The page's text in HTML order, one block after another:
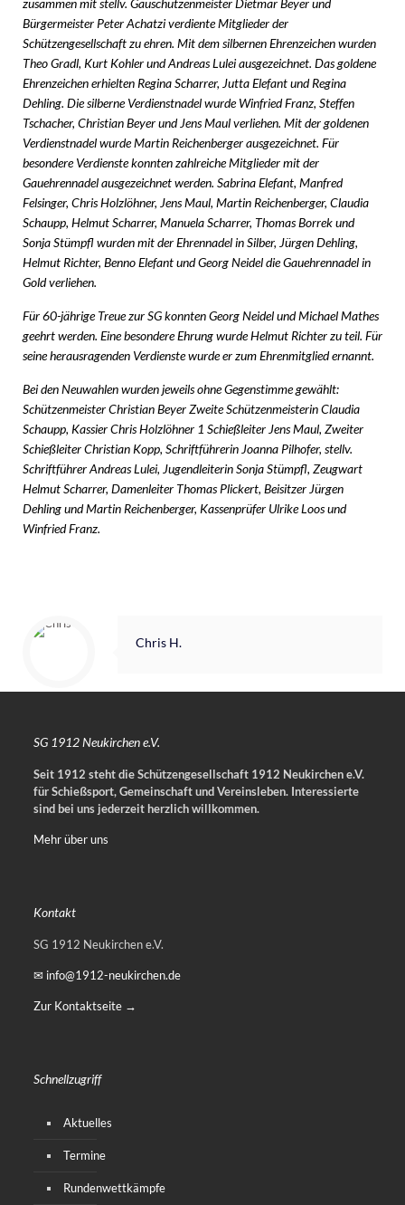
zusammen mit stellv. Gauschützenmeister Dietmar Beyer und
Bürgermeister Peter Achatzi verdiente Mitglieder der
Schützengesellschaft zu ehren. Mit dem silbernen Ehrenzeichen wurden
Theo Gradl, Kurt Kohler und Andreas Lulei ausgezeichnet. Das goldene
Ehrenzeichen erhielten Regina Scharrer, Jutta Elefant und Regina
Dehling. Die silberne Verdienstnadel wurde Winfried Franz, Steffen
Tschacher, Christian Beyer und Jens Maul verliehen. Mit der goldenen
Verdienstnadel wurde Martin Reichenberger ausgezeichnet. Für
besondere Verdienste konnten zahlreiche Mitglieder mit der
Gauehrennadel ausgezeichnet werden. Sabrina Elefant, Manfred
Felsinger, Chris Holzlöhner, Jens Maul, Martin Reichenberger, Claudia
Schaupp, Helmut Scharrer, Manuela Scharrer, Thomas Borrek und
Sonja Stümpfl wurden mit der Ehrennadel in Silber, Jürgen Dehling,
Helmut Richter, Benno Elefant und Georg Neidel die Gauehrennadel in
Gold verliehen.
Für 60-jährige Treue zur SG konnten Georg Neidel und Michael Mathes
geehrt werden. Eine besondere Ehrung wurde Helmut Richter zu teil. Für
seine herausragenden Verdienste wurde er zum Ehrenmitglied ernannt.
Bei den Neuwahlen wurden jeweils ohne Gegenstimme gewählt:
Schützenmeister Christian Beyer Zweite Schützenmeisterin Claudia
Schaupp, Kassier Chris Holzlöhner 1 Schießleiter Jens Maul, Zweiter
Schießleiter Christian Kopp, Schriftführerin Joanna Pilhofer, stellv.
Schriftführer Andreas Lulei, Jugendleiterin Sonja Stümpfl, Zeugwart
Helmut Scharrer, Damenleiter Thomas Plickert, Beisitzer Jürgen
Dehling und Martin Reichenberger, Kassenprüfer Ulrike Loos und
Winfried Franz.
Chris H.
SG 1912 Neukirchen e.V.
Seit 1912 steht die Schützengesellschaft 1912 Neukirchen e.V.
für Schießsport, Gemeinschaft und Vereinsleben. Interessierte
sind bei uns jederzeit herzlich willkommen.
Mehr über uns
Kontakt
SG 1912 Neukirchen e.V.
✉ info@1912-neukirchen.de
Zur Kontaktseite →
Schnellzugriff
Aktuelles
Termine
Rundenwettkämpfe